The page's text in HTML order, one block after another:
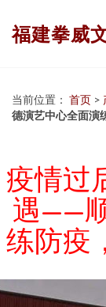
福建拳威
当前位置： 首页 >
德演艺中心全面演
疫情过
遇——
练防疫